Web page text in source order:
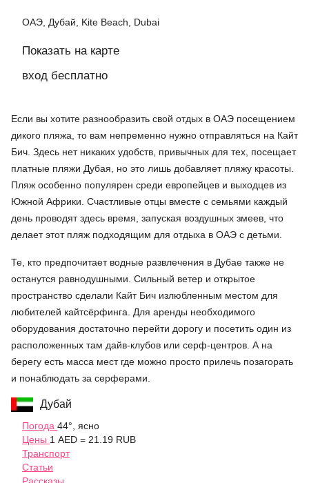
ОАЭ, Дубай, Kite Beach, Dubai
Показать на карте
вход бесплатно
Если вы хотите разнообразить свой отдых в ОАЭ посещением
дикого пляжа, то вам непременно нужно отправляться на Кайт
Бич. Здесь нет никаких удобств, привычных для тех, посещает
платные пляжи Дубая, но это лишь добавляет пляжу красоты.
Пляж особенно популярен среди европейцев и выходцев из
Южной Африки. Счастливые отцы вместе с семьями каждый
день проводят здесь время, запуская воздушных змеев, что
делает этот пляж подходящим для отдыха в ОАЭ с детьми.
Те, кто предпочитает водные развлечения в Дубае также не
останутся равнодушными. Сильный ветер и открытое
пространство сделали Кайт Бич излюбленным местом для
любителей кайтсёрфинга. Для аренды необходимого
оборудования достаточно перейти дорогу и посетить один из
расположенных там дайв-клубов или серф-центров. А на
берегу есть масса мест где можно просто прилечь позагорать
и понаблюдать за серферами.
Дубай
Погода 44°, ясно
Цены 1 AED = 21.19 RUB
Транспорт
Статьи